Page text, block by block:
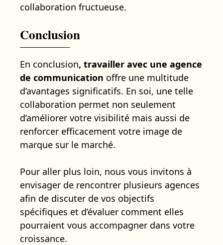
collaboration fructueuse.
Conclusion
En conclusion, travailler avec une agence
de communication offre une multitude
d’avantages significatifs. En soi, une telle
collaboration permet non seulement
d’améliorer votre visibilité mais aussi de
renforcer efficacement votre image de
marque sur le marché.
Pour aller plus loin, nous vous invitons à
envisager de rencontrer plusieurs agences
afin de discuter de vos objectifs
spécifiques et d’évaluer comment elles
pourraient vous accompagner dans votre
croissance.